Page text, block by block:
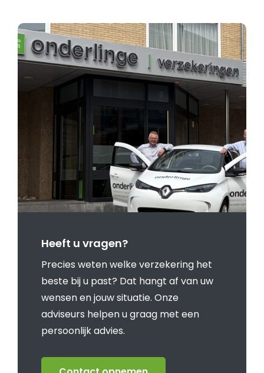
Heeft u vragen?
Precies weten welke verzekering het
beste bij u past? Dat hangt af van uw
wensen en jouw situatie. Onze
adviseurs helpen u graag met een
persoonlijk advies.